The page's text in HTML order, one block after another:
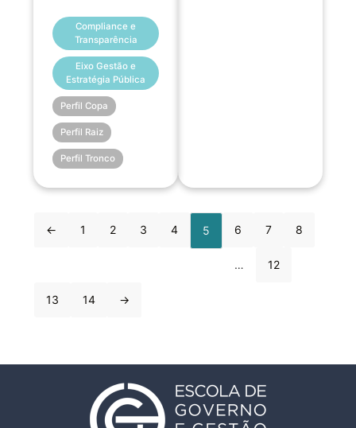
Compliance e
Transparência
Eixo Gestão e
Estratégia Pública
Perfil Copa
Perfil Raiz
Perfil Tronco
← 1 2 3 4 5 6 7 8
… 12
13 14 →